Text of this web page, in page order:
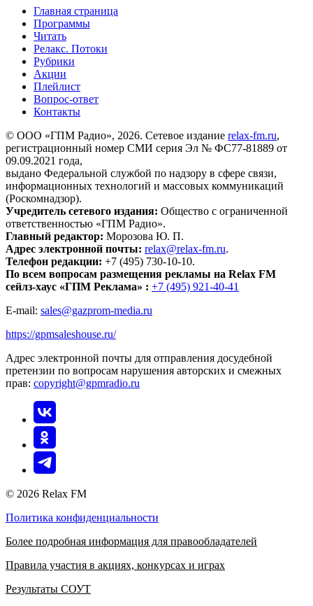
Главная страница
Программы
Читать
Релакс. Потоки
Рубрики
Акции
Плейлист
Вопрос-ответ
Контакты
© ООО «ГПМ Радио», 2026. Сетевое издание relax-fm.ru,
регистрационный номер СМИ серия Эл № ФС77-81889 от
09.09.2021 года,
выдано Федеральной службой по надзору в сфере связи,
информационных технологий и массовых коммуникаций
(Роскомнадзор).
Учредитель сетевого издания: Общество с ограниченной
ответственностью «ГПМ Радио».
Главный редактор: Морозова Ю. П.
Адрес электронной почты: relax@relax-fm.ru.
Телефон редакции: +7 (495) 730-10-10.
По всем вопросам размещения рекламы на Relax FM
сейлз-хаус «ГПМ Реклама» : +7 (495) 921-40-41
E-mail: sales@gazprom-media.ru
https://gpmsaleshouse.ru/
Адрес электронной почты для отправления досудебной
претензии по вопросам нарушения авторских и смежных
прав: copyright@gpmradio.ru
© 2026 Relax FM
Политика конфиденциальности
Более подробная информация для правообладателей
Правила участия в акциях, конкурсах и играх
Результаты СОУТ